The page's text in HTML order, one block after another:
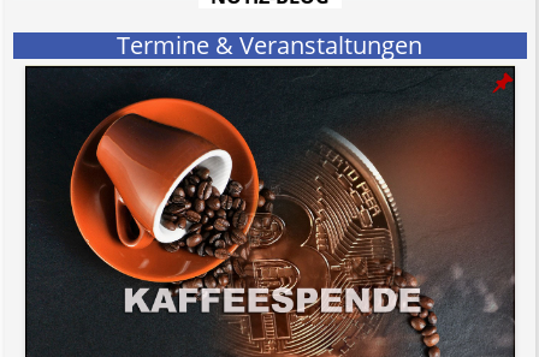
Termine & Veranstaltungen